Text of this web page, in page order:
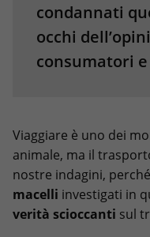
condannati
occhi
consumatori
Viaggiare è uno dei
animale, ma il
nostre indagini, perché
macelli investigati in
verità scioccanti sul